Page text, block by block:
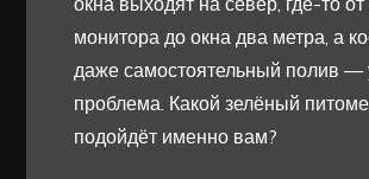
монитора до окна два метра, а
даже самостоятельный полив —
проблема. Какой зелёный
подойдёт именно вам?